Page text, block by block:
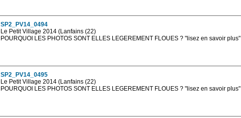
SP2_PV14_0494
Le Petit Village 2014 (Lanfains (22)
POURQUOI LES PHOTOS SONT ELLES LEGEREMENT FLOUES ? "lisez en savoir plus"
SP2_PV14_0495
Le Petit Village 2014 (Lanfains (22)
POURQUOI LES PHOTOS SONT ELLES LEGEREMENT FLOUES ? "lisez en savoir plus"